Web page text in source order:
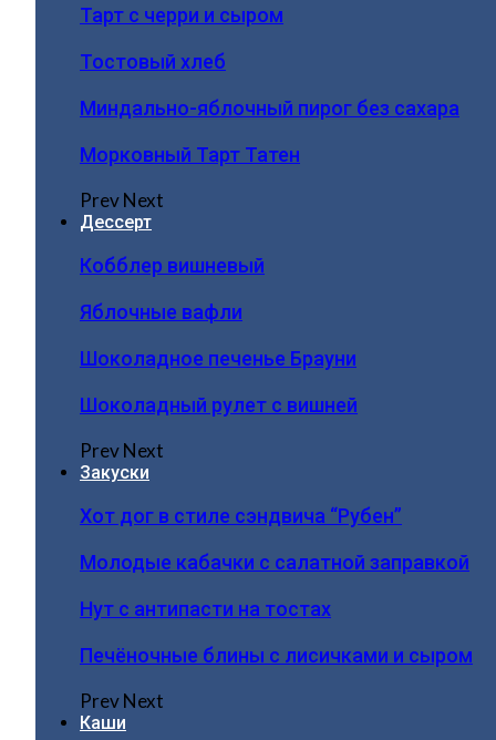
Тарт с черри и сыром
Тостовый хлеб
Миндально-яблочный пирог без сахара
Морковный Тарт Татен
PrevNext
Дессерт
Кобблер вишневый
Яблочные вафли
Шоколадное печенье Брауни
Шоколадный рулет с вишней
PrevNext
Закуски
Хот дог в стиле сэндвича “Рубен”
Молодые кабачки с салатной заправкой
Нут с антипасти на тостах
Печёночные блины с лисичками и сыром
PrevNext
Каши